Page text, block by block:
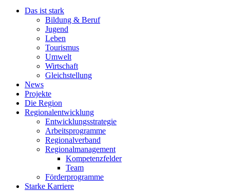
Das ist stark
Bildung & Beruf
Jugend
Leben
Tourismus
Umwelt
Wirtschaft
Gleichstellung
News
Projekte
Die Region
Regionalentwicklung
Entwicklungsstrategie
Arbeitsprogramme
Regionalverband
Regionalmanagement
Kompetenzfelder
Team
Förderprogramme
Starke Karriere